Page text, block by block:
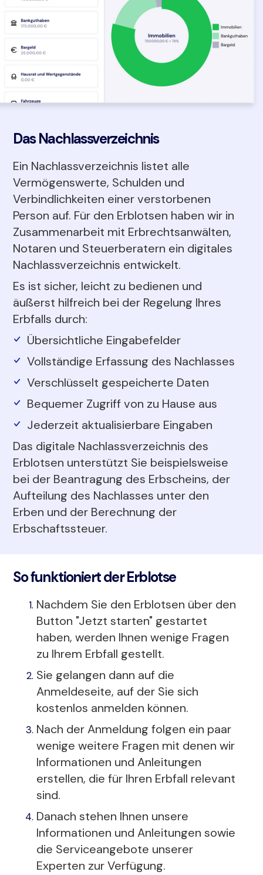
Das Nachlassverzeichnis
Ein Nachlassverzeichnis listet alle
Vermögenswerte, Schulden und
Verbindlichkeiten einer verstorbenen
Person auf. Für den Erblotsen haben wir in
Zusammenarbeit mit Erbrechtsanwälten,
Notaren und Steuerberatern ein digitales
Nachlassverzeichnis entwickelt.
Es ist sicher, leicht zu bedienen und
äußerst hilfreich bei der Regelung Ihres
Erbfalls durch:
Übersichtliche Eingabefelder
Vollständige Erfassung des Nachlasses
Verschlüsselt gespeicherte Daten
Bequemer Zugriff von zu Hause aus
Jederzeit aktualisierbare Eingaben
Das digitale Nachlassverzeichnis des
Erblotsen unterstützt Sie beispielsweise
bei der Beantragung des Erbscheins, der
Aufteilung des Nachlasses unter den
Erben und der Berechnung der
Erbschaftssteuer.
So funktioniert der Erblotse
Nachdem Sie den Erblotsen über den
Button "Jetzt starten" gestartet
haben, werden Ihnen wenige Fragen
zu Ihrem Erbfall gestellt.
Sie gelangen dann auf die
Anmeldeseite, auf der Sie sich
kostenlos anmelden können.
Nach der Anmeldung folgen ein paar
wenige weitere Fragen mit denen wir
Informationen und Anleitungen
erstellen, die für Ihren Erbfall relevant
sind.
Danach stehen Ihnen unsere
Informationen und Anleitungen sowie
die Serviceangebote unserer
Experten zur Verfügung.